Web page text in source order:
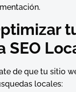
SEO
de que tu sitio
locales: